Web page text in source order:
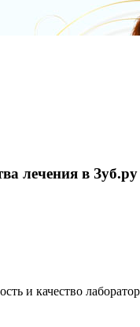
лечения в Зуб.ру
и качество